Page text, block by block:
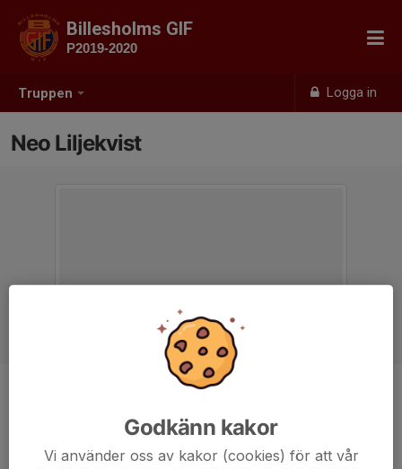
Truppen Logga in
Billesholms GIF
P2019-2020
Neo Liljekvist
Godkänn kakor
Vi använder oss av kakor (cookies) för att vår